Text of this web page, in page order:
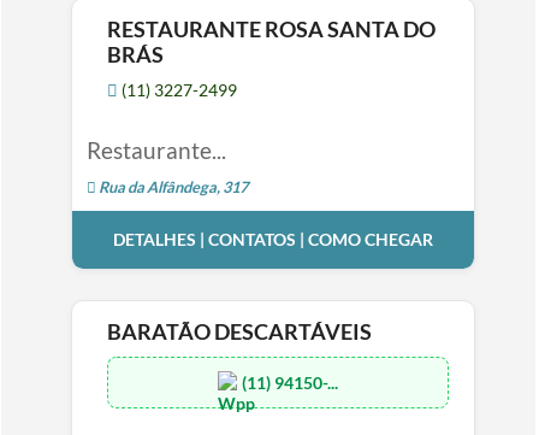
RESTAURANTE ROSA SANTA DO
BRÁS
(11) 3227-2499
Restaurante...
Rua da Alfândega, 317
DETALHES | CONTATOS | COMO CHEGAR
BARATÃO DESCARTÁVEIS
(11) 94150-...